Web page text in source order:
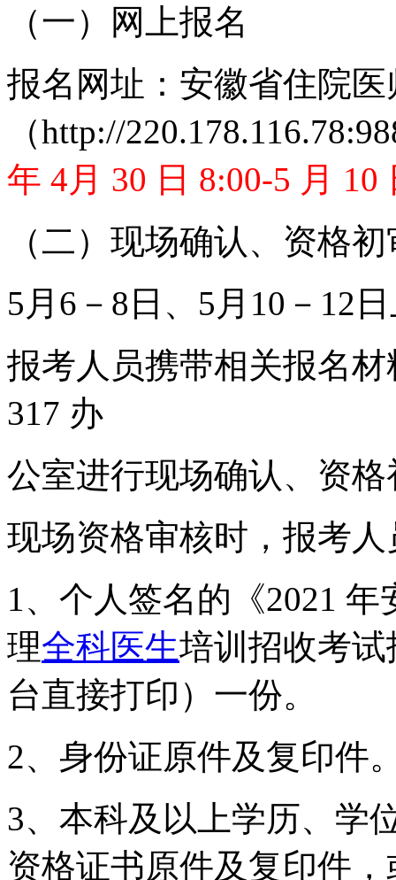
（一）网上报名
报名网址：安徽省住院
（http://
年 4月 30 日 8:00-5 月 10
（二）现场确认、资格
5月6－8日、5月10－12
报考人员携带相关报名
317 办
公室进行现场确认、资格
现场资格审核时，报考
1、个人签名的《2021
理全科医生培训招收考
台直接打印）一份。
2、身份证原件及复印件
3、本科及以上学历、学
资格证书原件及复印件